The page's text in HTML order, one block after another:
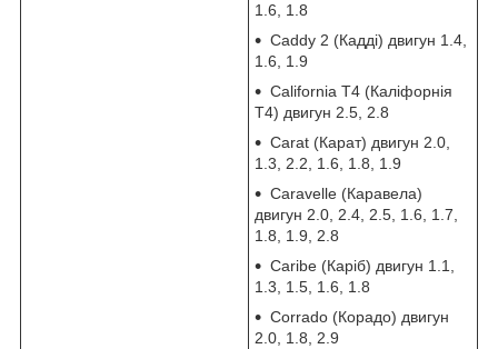
1.6, 1.8
Caddy 2 (Кадді) двигун 1.4,
1.6, 1.9
California T4 (Каліфорнія
Т4) двигун 2.5, 2.8
Carat (Карат) двигун 2.0,
1.3, 2.2, 1.6, 1.8, 1.9
Caravelle (Каравела)
двигун 2.0, 2.4, 2.5, 1.6, 1.7,
1.8, 1.9, 2.8
Caribe (Каріб) двигун 1.1,
1.3, 1.5, 1.6, 1.8
Corrado (Корадо) двигун
2.0, 1.8, 2.9